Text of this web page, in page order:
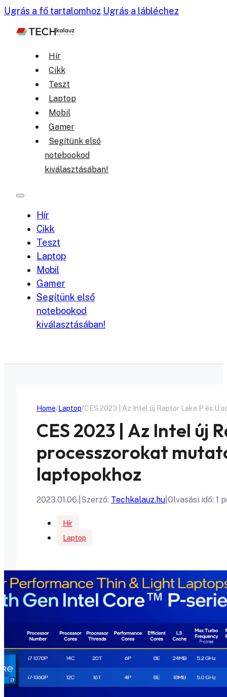
Ugrás a fő tartalomhoz Ugrás a lábléchez
Hír
Cikk
Teszt
Laptop
Mobil
Gamer
Segítünk első
notebookod
kiválasztásában!
Hír
Cikk
Teszt
Laptop
Mobil
Gamer
Segítünk első
notebookod
kiválasztásában!
Home Laptop CES 2023 | Az Intel új Raptor Lake P és U
CES 2023 | Az Intel új
processzorokat
laptopokhoz
2023.01.06. Szerző: Techkalauz.hu Olvasási idő: 1
Hír
Laptop